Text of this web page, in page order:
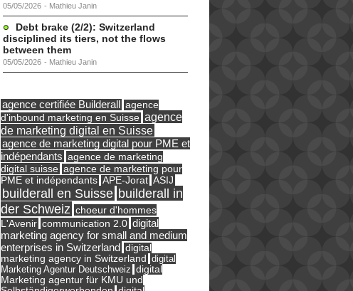
05/05/2026 - Mathieu Janin
Debt brake (2/2): Switzerland
disciplined its tiers, not the flows
between them
05/05/2026 - Mathieu Janin
agence certifiée Builderall
agence
d'inbound marketing en Suisse agence
de marketing digital en Suisse
agence de marketing digital pour PME et
indépendants agence de marketing
digital suisse agence de marketing pour
PME et indépendants APE-Jorat ASIJ
builderall en Suisse builderall in
der Schweiz choeur d'hommes
L'Avenir communication 2.0 digital
marketing agency for small and medium
enterprises in Switzerland digital
marketing agency in Switzerland digital
Marketing Agentur Deutschweiz digital
Marketing agentur für KMU und